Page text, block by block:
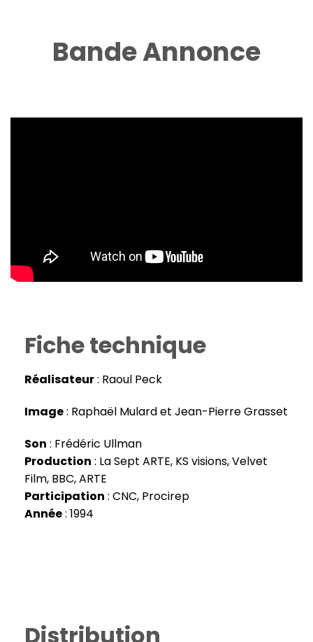
Bande Annonce
Fiche technique
Réalisateur: Raoul Peck
Image: Raphaël Mulard et Jean-Pierre Grasset
Son : Frédéric Ullman
Production : La Sept ARTE, KS visions, Velvet
Film, BBC, ARTE
Participation : CNC, Procirep
Année: 1994
Distribution